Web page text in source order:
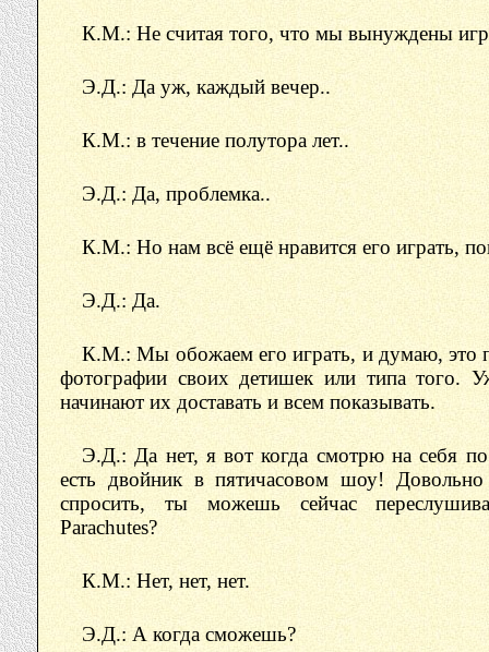
К.М.: Не считая того, что мы вынуждены
Э.Д.: Да уж, каждый вечер..
К.М.: в течение полутора лет..
Э.Д.: Да, проблемка..
К.М.: Но нам всё ещё нравится его играть,
Э.Д.: Да.
К.М.: Мы обожаем его играть, и думаю, это
фотографии своих детишек или типа того.
начинают их доставать и всем показывать.
Э.Д.: Да нет, я вот когда смотрю на себя
есть двойник в пятичасовом шоу!
спросить, ты можешь сейчас
Parachutes?
К.М.: Нет, нет, нет.
Э.Д.: А когда сможешь?